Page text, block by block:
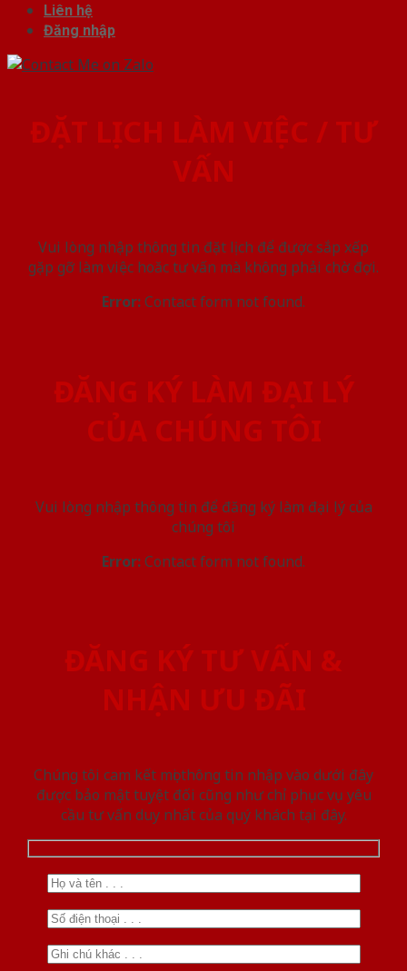
Liên hệ
Đăng nhập
ĐẶT LỊCH LÀM VIỆC / TƯ
VẤN
Vui lòng nhập thông tin đặt lịch để được sắp xếp
gặp gỡ làm việc hoăc tư vấn mà không phải chờ đợi.
Error:Contact form not found.
ĐĂNG KÝ LÀM ĐẠI LÝ
CỦA CHÚNG TÔI
Vui lòng nhập thông tin để đăng ký làm đại lý của
chúng tôi
Error:Contact form not found.
ĐĂNG KÝ TƯ VẤN &
NHẬN ƯU ĐÃI
Chúng tôi cam kết mọi thông tin nhập vào dưới đây
được bảo mật tuyệt đối cũng như chỉ phục vụ yêu
cầu tư vấn duy nhất của quý khách tại đây.